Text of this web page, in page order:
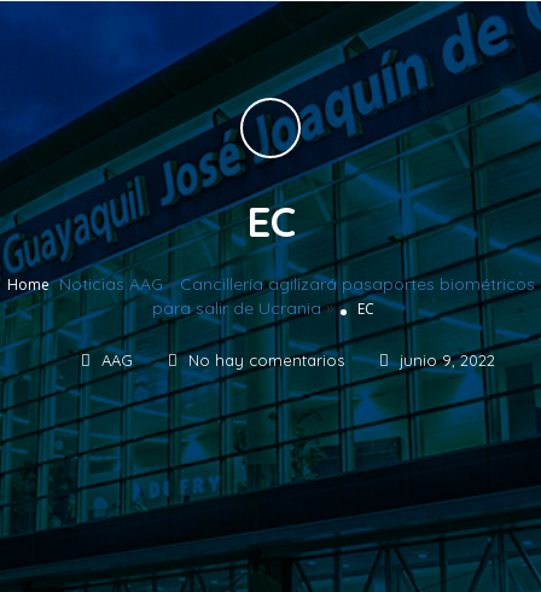
EC
Home Noticias AAG»Cancillería agilizará pasaportes biométricos
para salir de Ucrania» EC
AAG No hay comentarios junio 9, 2022